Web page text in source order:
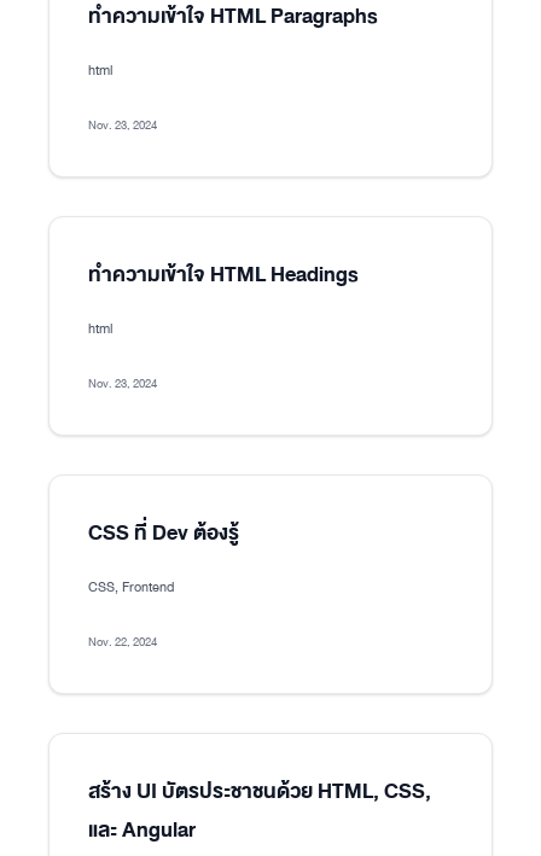
ทำความเข้าใจ HTML Paragraphs
html
Nov. 23, 2024
ทำความเข้าใจ HTML Headings
html
Nov. 23, 2024
CSS ที่ Dev ต้องรู้
CSS, Frontend
Nov. 22, 2024
สร้าง UI บัตรประชาชนด้วย HTML, CSS,
และ Angular